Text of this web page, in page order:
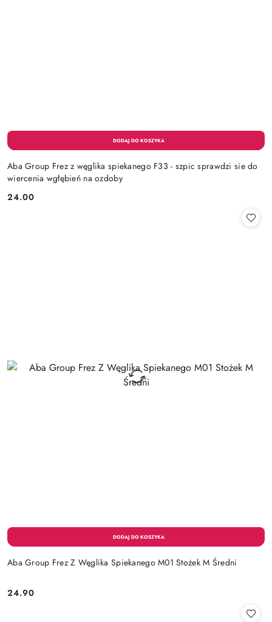
Aba Group Frez z węglika spiekanego F33 - szpic sprawdzi sie do
wiercenia wgłębień na ozdoby
Cena:
24.00
Aba Group Frez Z Węglika Spiekanego M01 Stożek M Średni
Cena:
24.90